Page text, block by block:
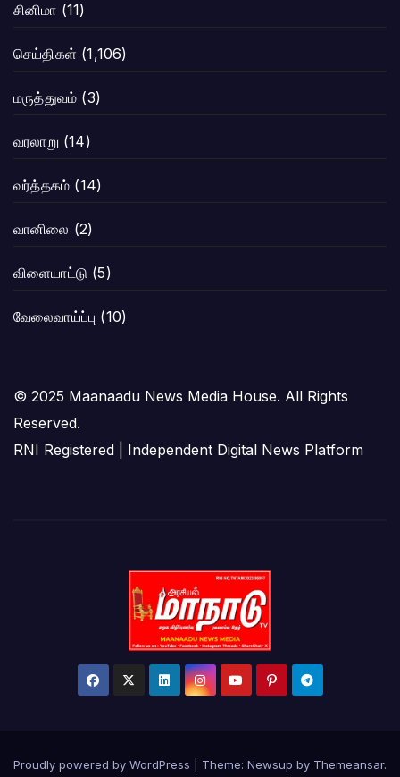
சினிமா (11)
செய்திகள் (1,106)
மருத்துவம் (3)
வரலாறு (14)
வர்த்தகம் (14)
வானிலை (2)
விளையாட்டு (5)
வேலைவாய்ப்பு (10)
© 2025 Maanaadu News Media House. All Rights
Reserved.
RNI Registered | Independent Digital News Platform
Proudly powered by WordPress Theme: Newsup by Themeansar.